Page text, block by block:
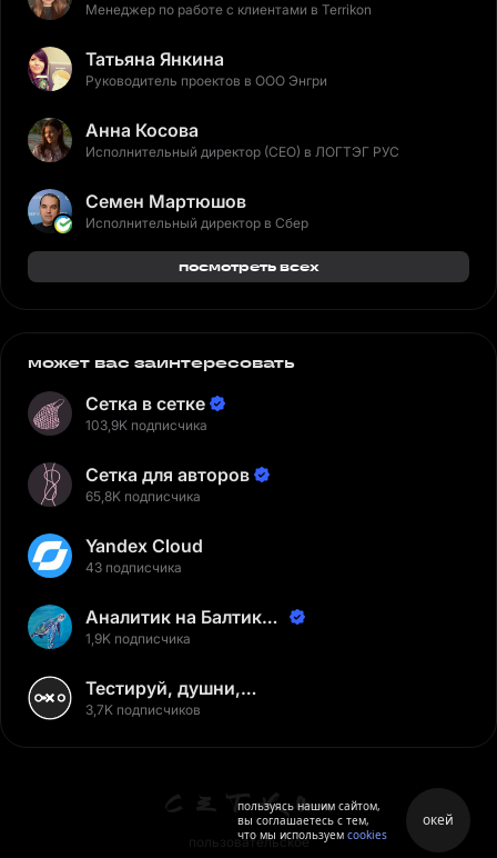
Менеджер по работе с клиентами в Terrikon
Татьяна Янкина
Руководитель проектов в ООО Энгри
Анна Косова
Исполнительный директор (CEO) в ЛОГТЭГ РУС
Семен Мартюшов
Исполнительный директор в Сбер
посмотреть всех
может вас заинтересовать
Сетка в сетке
103,9K подписчика
Сетка для авторов
65,8K подписчика
Yandex Cloud
43 подписчика
Аналитик на Балтике |
Неверов Станислав
1,9K подписчика
Тестируй, душни,
наслаждайся
3,7K подписчиков
пользовательское
пользуясь нашим сайтом,
вы соглашаетесь с тем,
что мы используем cookies
окей